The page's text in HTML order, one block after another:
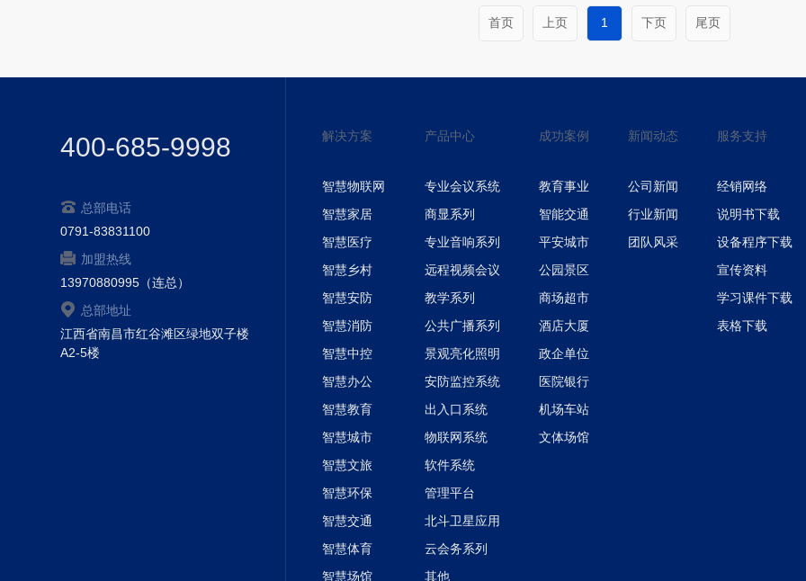
首页 上页 1 下页 尾页
400-685-9998
总部电话
0791-83831100
加盟热线
13970880995（连总）
总部地址
江西省南昌市红谷滩区绿地双子楼
A2-5楼
解决方案
智慧物联网
智慧家居
智慧医疗
智慧乡村
智慧安防
智慧消防
智慧中控
智慧办公
智慧教育
智慧城市
智慧文旅
智慧环保
智慧交通
智慧体育
智慧场馆
产品中心
专业会议系统
商显系列
专业音响系列
远程视频会议
教学系列
公共广播系列
景观亮化照明
安防监控系统
出入口系统
物联网系统
软件系统
管理平台
北斗卫星应用
云会务系列
其他
成功案例
教育事业
智能交通
平安城市
公园景区
商场超市
酒店大厦
政企单位
医院银行
机场车站
文体场馆
新闻动态
公司新闻
行业新闻
团队风采
服务支持
经销网络
说明书下载
设备程序下载
宣传资料
学习课件下载
表格下载